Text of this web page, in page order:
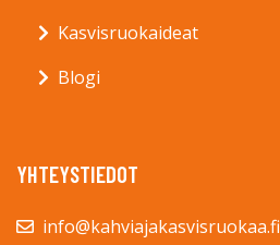
Kasvisruokaideat
Blogi
YHTEYSTIEDOT
info@kahviajakasvisruokaa.fi